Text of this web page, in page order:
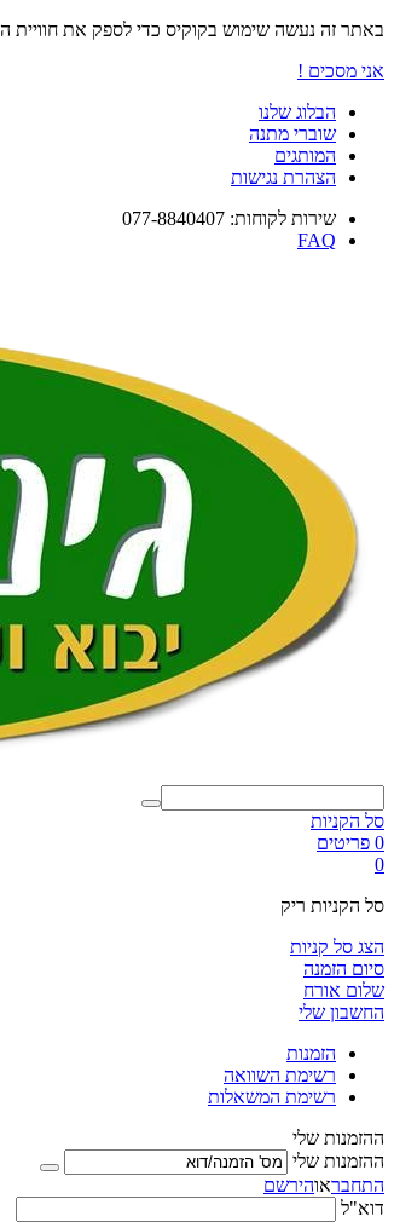
באתר זה נעשה שימוש בקוקיס כדי לספק את
אני מסכים !
הבלוג שלנו
שוברי מתנה
המותגים
הצהרת נגישות
שירות לקוחות: 077-8840407
FAQ
סל הקניות
0 פריטים
0
סל הקניות ריק
הצג סל קניות
סיום הזמנה
שלום אורח
החשבון שלי
הזמנות
רשימת השוואה
רשימת המשאלות
ההזמנות שלי
ההזמנות שלי
התחבראוהירשם
דוא"ל